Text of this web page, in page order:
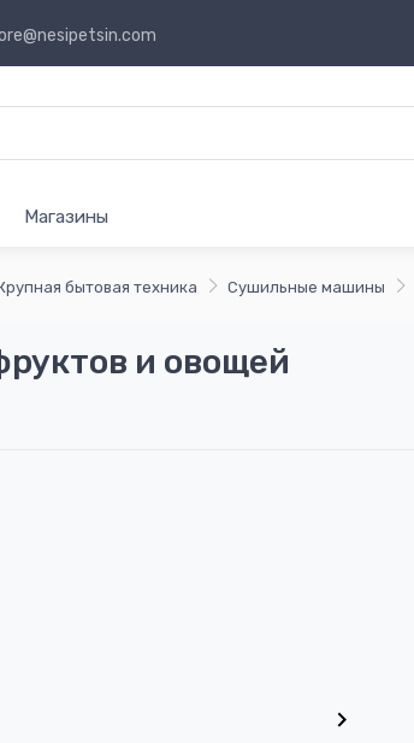
Магазины
бытовая техника Сушильные машины
и овощей